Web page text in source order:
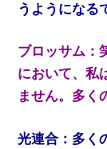
うようになる
ブロッサム：
において、私
ません。多く
光連合：多く